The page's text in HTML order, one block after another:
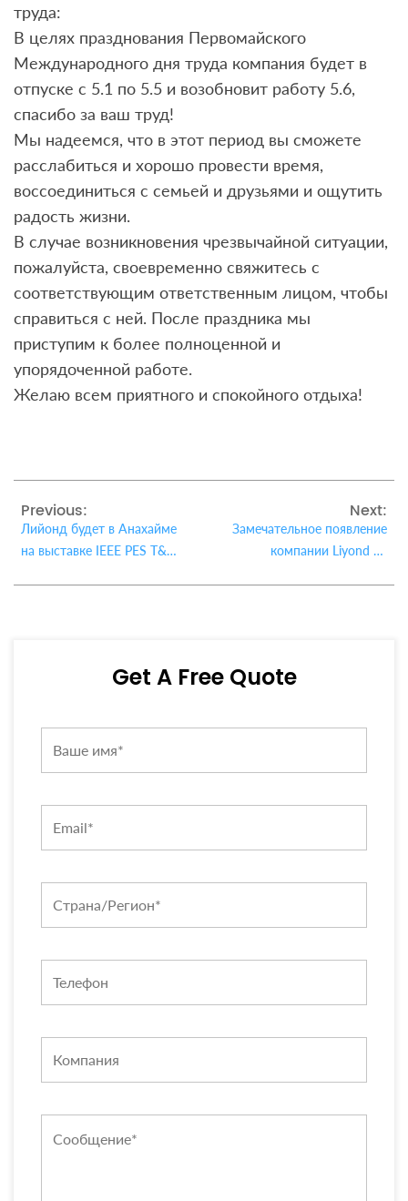
труда:
В целях празднования Первомайского
Международного дня труда компания будет в
отпуске с 5.1 по 5.5 и возобновит работу 5.6,
спасибо за ваш труд!
Мы надеемся, что в этот период вы сможете
расслабиться и хорошо провести время,
воссоединиться с семьей и друзьями и ощутить
радость жизни.
В случае возникновения чрезвычайной ситуации,
пожалуйста, своевременно свяжитесь с
соответствующим ответственным лицом, чтобы
справиться с ней. После праздника мы
приступим к более полноценной и
упорядоченной работе.
Желаю всем приятного и спокойного отдыха!
Previous:
Лийонд будет в Анахайме
на выставке IEEE PES T&D
Next:
Замечательное появление
компании Liyond на
Get A Free Quote